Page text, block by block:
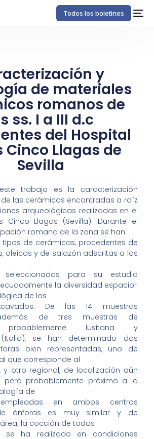
Todos los boletines
y
de materiales
romanos de
ss. I a III d.c
del Hospital
Cinco Llagas de
Sevilla
trabajo es la caracterización
las cerámicas encontradas a raíz
arqueológicas realizadas en el
Cinco Llagas (Sevilla). Durante el
romana de la zona se han
tipos de cerámicas, procedentes de
oleicas y de salazón adscritas a los
seleccionadas para su estudio
la diversidad espacio-
de los
De las 14 muestras
de tres muestras de
probablemente lusitana y
(Italia), se han determinado dos
bien representadas, uno de
que corresponde al
y otro regional, de localización aún
pero probablemente próximo a la
de
en ambos centros
ánforas es muy similar y de
la cocción de todas
se ha realizado en condiciones